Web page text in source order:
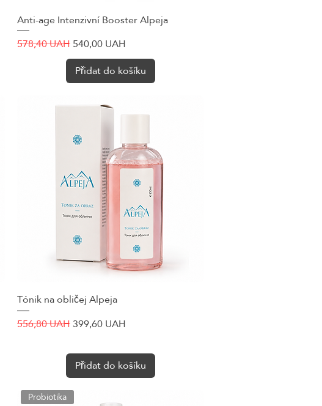
Rychlý náhled
Anti-age Intenzivní Booster Alpeja
Běžná cena
578,40 UAHZvýhodněná cena
540,00 UAH
Přidat do košíku
Rychlý náhled
Tónik na obličej Alpeja
Běžná cena
556,80 UAHZvýhodněná cena
399,60 UAH
Přidat do košíku
Probiotika